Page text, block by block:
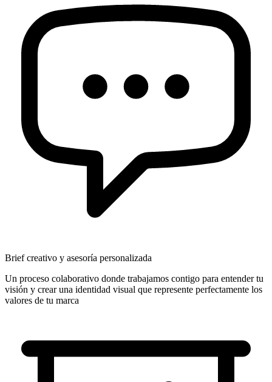
Brief creativo y asesoría personalizada
Un proceso colaborativo donde trabajamos contigo para entender tu
visión y crear una identidad visual que represente perfectamente los
valores de tu marca